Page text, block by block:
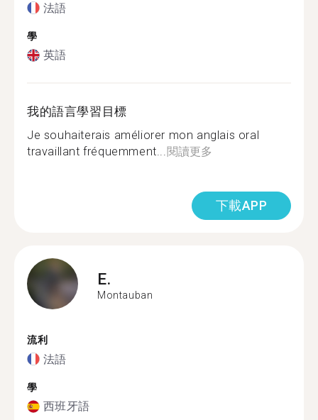
法語
學
英語
我的語言學習目標
Je souhaiterais améliorer mon anglais oral
travaillant fréquemment...閱讀更多
下載APP
E.
Montauban
流利
法語
學
西班牙語